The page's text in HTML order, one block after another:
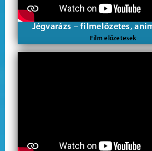
Jégvarázs – filmelőzetes,
Film előzetesek